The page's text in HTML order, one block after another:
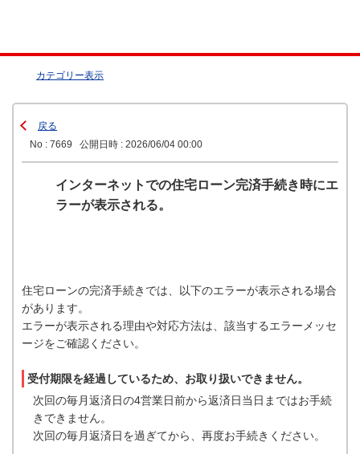
カテゴリー表示
戻る
No : 7669
公開日時 : 2026/06/04 00:00
インターネットでの住宅ローン完済手続き時にエ
ラーが表示される。
住宅ローンの完済手続きでは、以下のエラーが表示される場合
があります。
エラーが表示される理由や対応方法は、該当するエラーメッセ
ージをご確認ください。
受付期限を経過しているため、お取り扱いできません。
次回の毎月返済日の4営業日前から返済日当日まではお手続
きできません。
次回の毎月返済日を過ぎてから、再度お手続きください。